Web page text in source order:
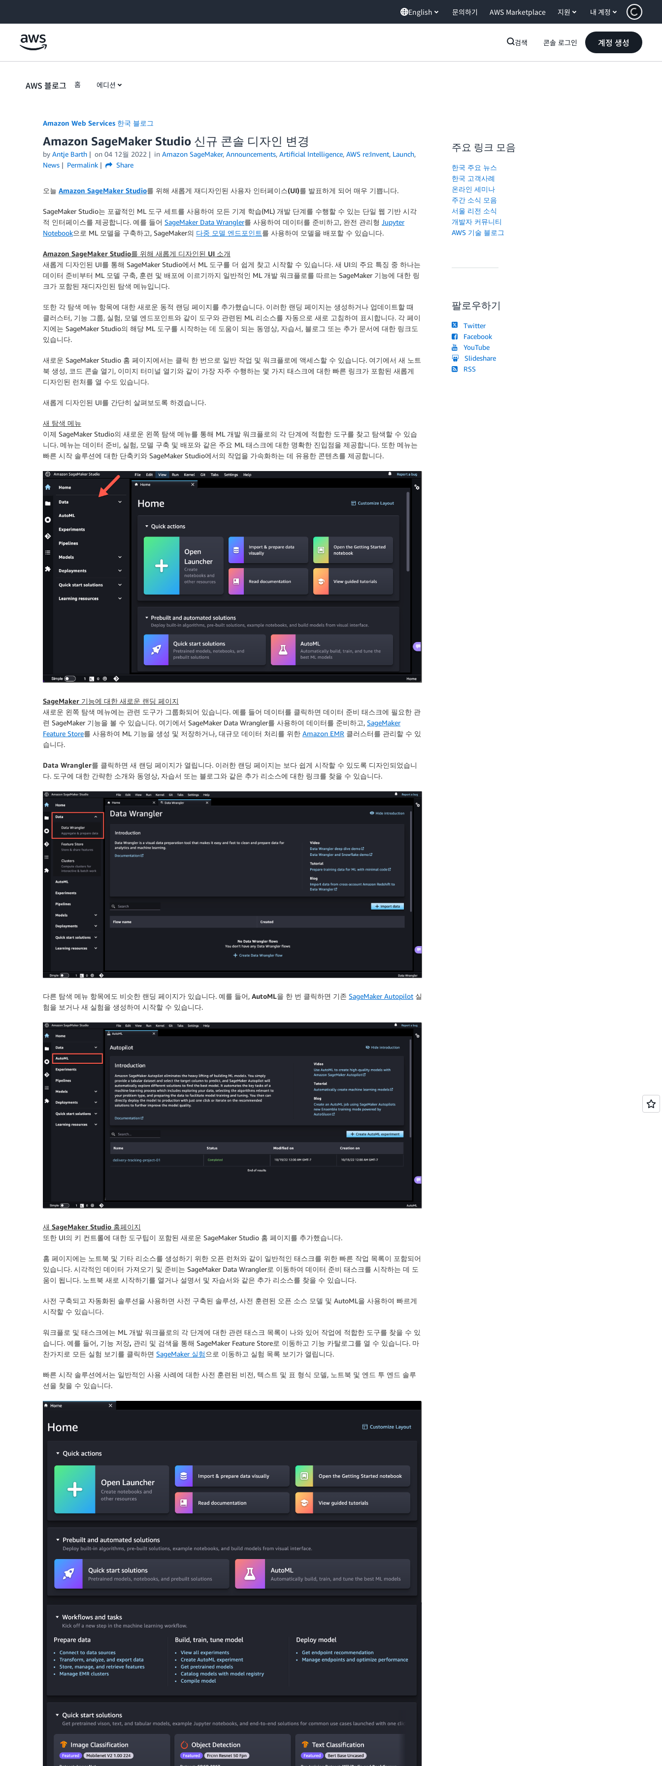
English 문의하기 AWS Marketplace 지원 내 계정
검색 콘솔 로그인 계정 생성
AWS 블로그 홈 에디션
Amazon Web Services 한국 블로그
Amazon SageMaker Studio 신규 콘솔 디자인 변경
by Antje Barth on 04 12월 2022 in Amazon SageMaker, Announcements, Artificial Intelligence, AWS re:Invent, Launch,
News
Permalink Share
오늘 Amazon SageMaker Studio를 위해 새롭게 재디자인된 사용자 인터페이스(UI)를 발표하게 되어 매우 기쁩니다.
SageMaker Studio는 포괄적인 ML 도구 세트를 사용하여 모든 기계 학습(ML) 개발 단계를 수행할 수 있는 단일 웹 기반 시각
적 인터페이스를 제공합니다. 예를 들어 SageMaker Data Wrangler를 사용하여 데이터를 준비하고, 완전 관리형 Jupyter
Notebook으로 ML 모델을 구축하고, SageMaker의 다중 모델 엔드포인트를 사용하여 모델을 배포할 수 있습니다.
Amazon SageMaker Studio를 위해 새롭게 디자인된 UI 소개
새롭게 디자인된 UI를 통해 SageMaker Studio에서 ML 도구를 더 쉽게 찾고 시작할 수 있습니다. 새 UI의 주요 특징 중 하나는
데이터 준비부터 ML 모델 구축, 훈련 및 배포에 이르기까지 일반적인 ML 개발 워크플로를 따르는 SageMaker 기능에 대한 링
크가 포함된 재디자인된 탐색 메뉴입니다.
또한 각 탐색 메뉴 항목에 대한 새로운 동적 랜딩 페이지를 추가했습니다. 이러한 랜딩 페이지는 생성하거나 업데이트할 때
클러스터, 기능 그룹, 실험, 모델 엔드포인트와 같이 도구와 관련된 ML 리소스를 자동으로 새로 고침하여 표시합니다. 각 페이
지에는 SageMaker Studio의 해당 ML 도구를 시작하는 데 도움이 되는 동영상, 자습서, 블로그 또는 추가 문서에 대한 링크도
있습니다.
새로운 SageMaker Studio 홈 페이지에서는 클릭 한 번으로 일반 작업 및 워크플로에 액세스할 수 있습니다. 여기에서 새 노트
북 생성, 코드 콘솔 열기, 이미지 터미널 열기와 같이 가장 자주 수행하는 몇 가지 태스크에 대한 빠른 링크가 포함된 새롭게
디자인된 런처를 열 수도 있습니다.
새롭게 디자인된 UI를 간단히 살펴보도록 하겠습니다.
새 탐색 메뉴
이제 SageMaker Studio의 새로운 왼쪽 탐색 메뉴를 통해 ML 개발 워크플로의 각 단계에 적합한 도구를 찾고 탐색할 수 있습
니다. 메뉴는 데이터 준비, 실험, 모델 구축 및 배포와 같은 주요 ML 태스크에 대한 명확한 진입점을 제공합니다. 또한 메뉴는
빠른 시작 솔루션에 대한 단축키와 SageMaker Studio에서의 작업을 가속화하는 데 유용한 콘텐츠를 제공합니다.
SageMaker 기능에 대한 새로운 랜딩 페이지
새로운 왼쪽 탐색 메뉴에는 관련 도구가 그룹화되어 있습니다. 예를 들어 데이터를 클릭하면 데이터 준비 태스크에 필요한 관
련 SageMaker 기능을 볼 수 있습니다. 여기에서 SageMaker Data Wrangler를 사용하여 데이터를 준비하고, SageMaker
Feature Store를 사용하여 ML 기능을 생성 및 저장하거나, 대규모 데이터 처리를 위한 Amazon EMR 클러스터를 관리할 수 있
습니다.
Data Wrangler를 클릭하면 새 랜딩 페이지가 열립니다. 이러한 랜딩 페이지는 보다 쉽게 시작할 수 있도록 디자인되었습니
다. 도구에 대한 간략한 소개와 동영상, 자습서 또는 블로그와 같은 추가 리소스에 대한 링크를 찾을 수 있습니다.
다른 탐색 메뉴 항목에도 비슷한 랜딩 페이지가 있습니다. 예를 들어, AutoML을 한 번 클릭하면 기존 SageMaker Autopilot 실
험을 보거나 새 실험을 생성하여 시작할 수 있습니다.
새 SageMaker Studio 홈페이지
또한 UI의 키 컨트롤에 대한 도구팁이 포함된 새로운 SageMaker Studio 홈 페이지를 추가했습니다.
홈 페이지에는 노트북 및 기타 리소스를 생성하기 위한 오픈 런처와 같이 일반적인 태스크를 위한 빠른 작업 목록이 포함되어
있습니다. 시각적인 데이터 가져오기 및 준비는 SageMaker Data Wrangler로 이동하여 데이터 준비 태스크를 시작하는 데 도
움이 됩니다. 노트북 새로 시작하기를 열거나 설명서 및 자습서와 같은 추가 리소스를 찾을 수 있습니다.
사전 구축되고 자동화된 솔루션을 사용하면 사전 구축된 솔루션, 사전 훈련된 오픈 소스 모델 및 AutoML을 사용하여 빠르게
시작할 수 있습니다.
워크플로 및 태스크에는 ML 개발 워크플로의 각 단계에 대한 관련 태스크 목록이 나와 있어 작업에 적합한 도구를 찾을 수 있
습니다. 예를 들어, 기능 저장, 관리 및 검색을 통해 SageMaker Feature Store로 이동하고 기능 카탈로그를 열 수 있습니다. 마
찬가지로 모든 실험 보기를 클릭하면 SageMaker 실험으로 이동하고 실험 목록 보기가 열립니다.
빠른 시작 솔루션에서는 일반적인 사용 사례에 대한 사전 훈련된 비전, 텍스트 및 표 형식 모델, 노트북 및 엔드 투 엔드 솔루
션을 찾을 수 있습니다.
주요 링크 모음
한국 주요 뉴스
한국 고객사례
온라인 세미나
주간 소식 모음
서울 리전 소식
개발자 커뮤니티
AWS 기술 블로그
팔로우하기
Twitter
Facebook
YouTube
Slideshare
RSS